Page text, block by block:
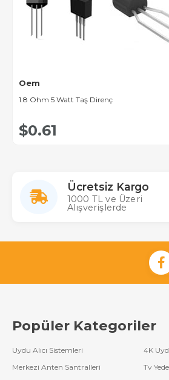
Oem
1.8 Ohm 5 Watt Taş Direnç
$0.61
Ücretsiz Kargo
1000 TL ve Üzeri
Alışverişlerde
Popüler Kategoriler
Uydu Alıcı Sistemleri 4K
Merkezi Anten Santralleri
Tv